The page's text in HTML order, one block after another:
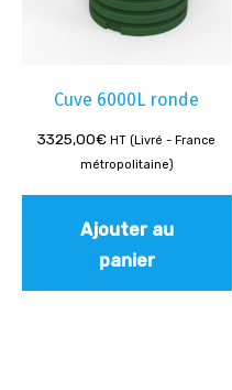
Cuve 6000L ronde
3325,00€ HT (Livré - France
métropolitaine)
Ajouter au
panier